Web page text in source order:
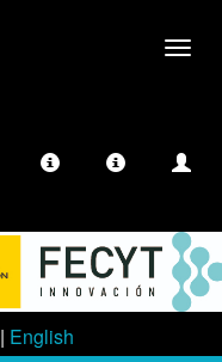
| English